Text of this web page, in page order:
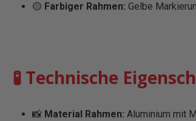
🟡 Farbiger Rahmen: Gelbe
🧪 Technische
📸 Material Rahmen: Aluminium mit